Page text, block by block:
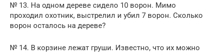
№ 13. На одном дереве сидело 10 ворон. Мимо
проходил охотник, выстрелил и убил 7 ворон. Сколько
ворон осталось на дереве?
№ 14. В корзине лежат груши. Известно, что их можно